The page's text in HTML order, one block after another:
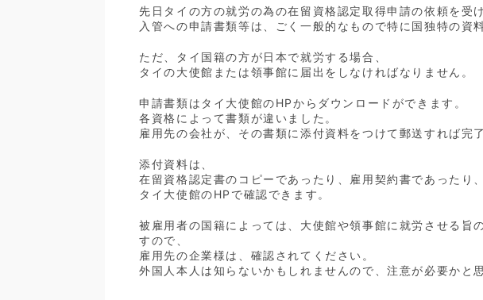
先日タイの方の就労の為の在留資格認定取得申請の依頼を受
入管への申請書類等は、ごく一般的なもので特に国独特の資
ただ、タイ国籍の方が日本で就労する場合、
タイの大使館または領事館に届出をしなければなりません。
申請書類はタイ大使館のHPからダウンロードができます。
各資格によって書類が違いました。
雇用先の会社が、その書類に添付資料をつけて郵送すれば完
添付資料は、
在留資格認定書のコピーであったり、雇用契約書であったり
タイ大使館のHPで確認できます。
被雇用者の国籍によっては、大使館や領事館に就労させる旨
すので、
雇用先の企業様は、確認されてください。
外国人本人は知らないかもしれませんので、注意が必要かと